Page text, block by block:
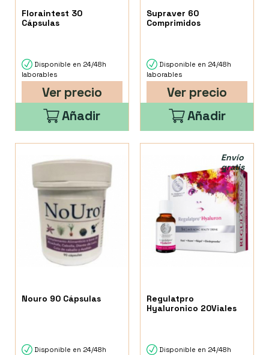
Floraintest 30
Cápsulas
Disponible en 24/48h
laborables
Ver precio
Añadir
Supraver 60
Comprimidos
Disponible en 24/48h
laborables
Ver precio
Añadir
Nouro 90 Cápsulas
Disponible en 24/48h
Regulatpro
Hyaluronico 20Viales
Envío
gratis
Disponible en 24/48h